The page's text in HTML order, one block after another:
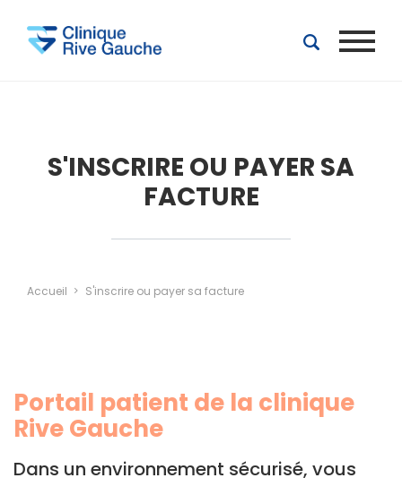
S'INSCRIRE OU PAYER SA
FACTURE
Accueil S'inscrire ou payer sa facture
Portail patient de la clinique
Rive Gauche
Dans un environnement sécurisé, vous